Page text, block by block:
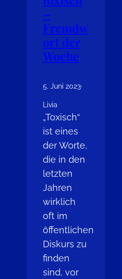
–
Fremdw
ort der
Woche
5. Juni 2023·
Livia
„Toxisch“
ist eines
der Worte,
die in den
letzten
Jahren
wirklich
oft im
öffentlichen
Diskurs zu
finden
sind, vor